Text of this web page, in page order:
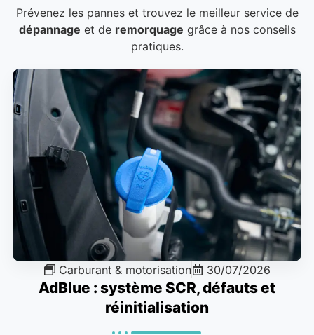
Prévenez les pannes et trouvez le meilleur service de
dépannage et de remorquage grâce à nos conseils
pratiques.
Carburant & motorisation 30/07/2026
AdBlue : système SCR, défauts et
réinitialisation